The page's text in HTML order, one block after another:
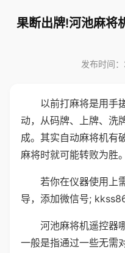
果断出牌!河池麻将
发布时间
以前打麻将是用手
动，从码牌、上牌、洗
成。其实自动麻将机有
麻将时就可能转败为胜。
若你在仪器使用上
导，添加微信号;
河池麻将机遥控器
一般是指通过一些无需